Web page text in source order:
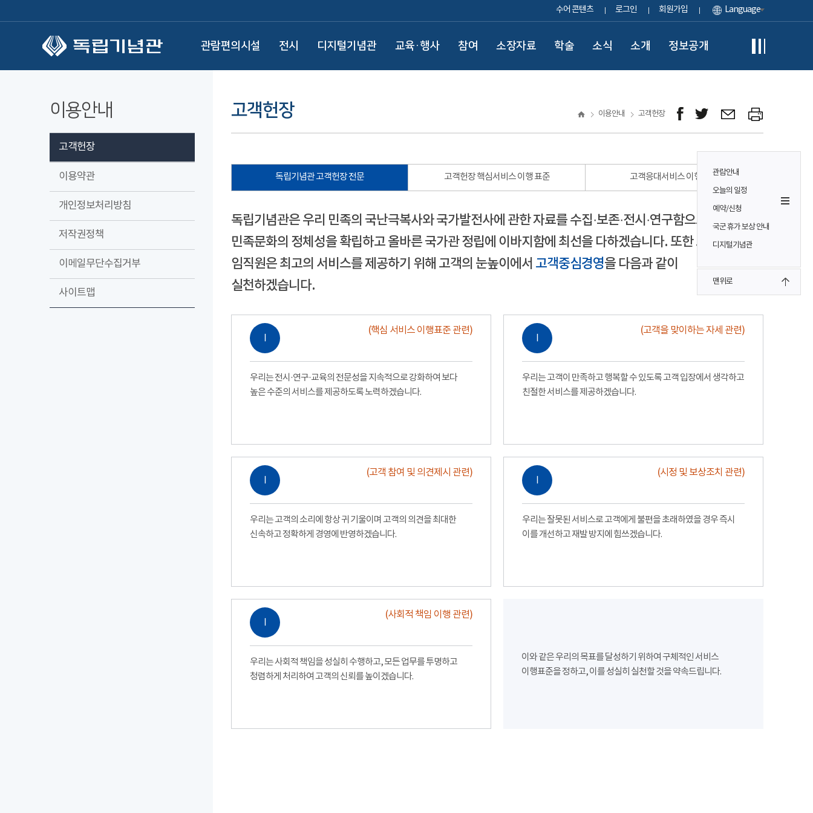
수어 콘텐츠 로그인 회원가입 Language
관람편의시설 전시 디지털기념관 교육·행사 참여 소장자료 학술 소식 소개 정보공개
관람안내
오늘의 일정
예약/신청
국군 휴가 보상 안내
디지털기념관
맨위로
이용안내
고객헌장
이용약관
개인정보처리방침
저작권정책
이메일무단수집거부
사이트맵
고객헌장 이용안내 고객헌장
독립기념관 고객헌장 전문 고객헌장 핵심서비스 이행 표준 고객응대서비스 이행 표준
독립기념관은 우리 민족의 국난극복사와 국가발전사에 관한 자료를 수집·보존·전시·연구함으로써
민족문화의 정체성을 확립하고 올바른 국가관 정립에 이바지함에 최선을 다하겠습니다. 또한 모든
임직원은 최고의 서비스를 제공하기 위해 고객의 눈높이에서 고객중심경영을 다음과 같이
실천하겠습니다.
Ⅰ
(핵심 서비스 이행표준 관련)
우리는 전시·연구·교육의 전문성을 지속적으로 강화하여 보다
높은 수준의 서비스를 제공하도록 노력하겠습니다.
Ⅰ
(고객을 맞이하는 자세 관련)
우리는 고객이 만족하고 행복할 수 있도록 고객 입장에서 생각하고
친절한 서비스를 제공하겠습니다.
Ⅰ
(고객 참여 및 의견제시 관련)
우리는 고객의 소리에 항상 귀 기울이며 고객의 의견을 최대한
신속하고 정확하게 경영에 반영하겠습니다.
Ⅰ
(시정 및 보상조치 관련)
우리는 잘못된 서비스로 고객에게 불편을 초래하였을 경우 즉시
이를 개선하고 재발 방지에 힘쓰겠습니다.
Ⅰ
(사회적 책임 이행 관련)
우리는 사회적 책임을 성실히 수행하고, 모든 업무를 투명하고
청렴하게 처리하여 고객의 신뢰를 높이겠습니다.
이와 같은 우리의 목표를 달성하기 위하여 구체적인 서비스
이행표준을 정하고, 이를 성실히 실천할 것을 약속드립니다.